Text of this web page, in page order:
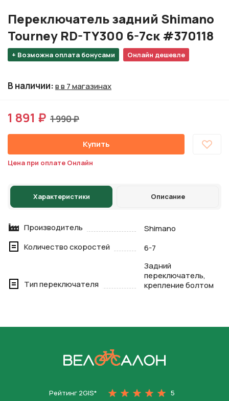
+ Возможна оплата бонусами Онлайн дешевле
Переключатель задний Shimano
Tourney RD-TY300 6-7ск #370118
В наличии:в в 7 магазинах
1 891 ₽ 1 990 ₽
Купить
Цена при оплате Онлайн
Характеристики Описание
Производитель
Shimano
Количество скоростей
6-7
Тип переключателя
Задний
переключатель,
крепление болтом
Рейтинг 2GIS*
5